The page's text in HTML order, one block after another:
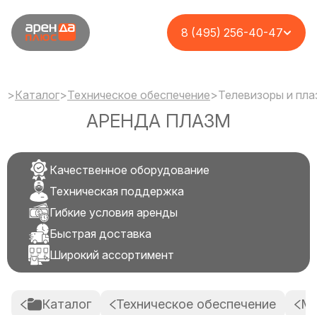
8 (495) 256-40-47
>Каталог>Техническое обеспечение>Телевизоры и
АРЕНДА ПЛАЗМ
Качественное оборудование
Техническая поддержка
Гибкие условия аренды
Быстрая доставка
Широкий ассортимент
Каталог Техническое обеспечение